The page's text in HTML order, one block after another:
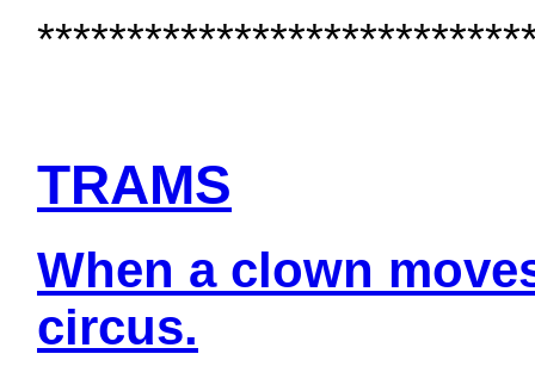
TRAMS
When a clown
circus.